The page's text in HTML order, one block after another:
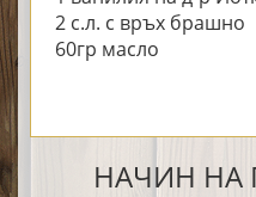
2 с.л. с връх брашно
60гр масло
НАЧИН НА